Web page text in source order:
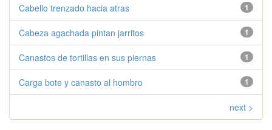
1
Cabello trenzado hacia atras
1
Cabeza agachada pintan jarritos
1
Canastos de tortillas en sus piernas
1
Carga bote y canasto al hombro
next >